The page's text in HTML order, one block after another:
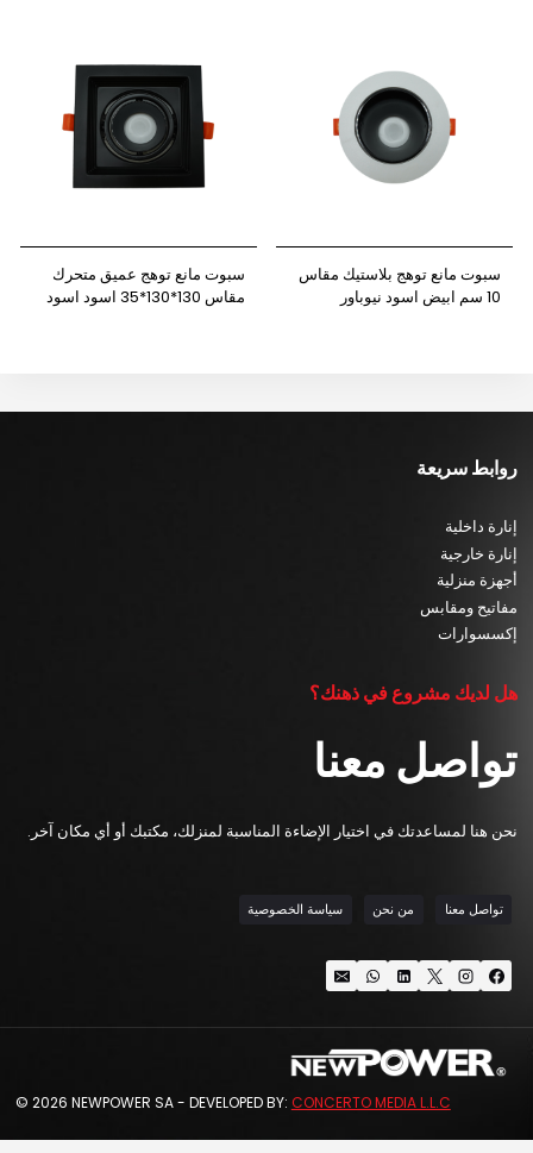
سبوت مانع توهج بلاستيك مقاس
10 سم ابيض اسود نيوباور
سبوت مانع توهج عميق متحرك
مقاس 130*130*35 اسود اسود
روابط سريعة
إنارة داخلية
إنارة خارجية
أجهزة منزلية
مفاتيح ومقابس
إكسسوارات
هل لديك مشروع في ذهنك؟
تواصل معنا
نحن هنا لمساعدتك في اختيار الإضاءة المناسبة لمنزلك، مكتبك أو أي مكان آخر.
تواصل معنا من نحن سياسة الخصوصية
© 2026 NEWPOWER SA - DEVELOPED BY:CONCERTO MEDIA L.L.C